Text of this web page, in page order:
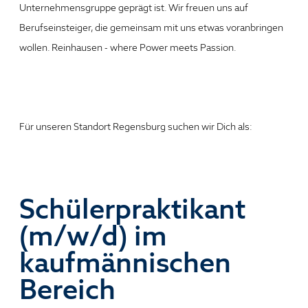
Unternehmensgruppe geprägt ist. Wir freuen uns auf
Berufseinsteiger, die gemeinsam mit uns etwas voranbringen
wollen. Reinhausen - where Power meets Passion.
Für unseren Standort Regensburg suchen wir Dich als:
Schülerpraktikant
(m/w/d) im
kaufmännischen
Bereich